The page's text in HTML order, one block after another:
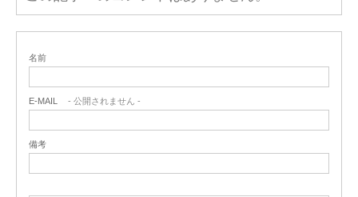
名前
E-MAIL - 公開されません -
備考